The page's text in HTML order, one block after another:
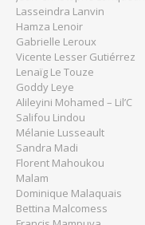
Lasseindra Lanvin
Hamza Lenoir
Gabrielle Leroux
Vicente Lesser Gutiérrez
Lenaïg Le Touze
Goddy Leye
Alileyini Mohamed – Lil’C
Salifou Lindou
Mélanie Lusseault
Sandra Madi
Florent Mahoukou
Malam
Dominique Malaquais
Bettina Malcomess